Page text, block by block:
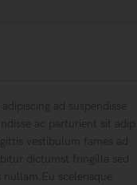
ad suspendisse
ac parturient sit adip
vestibulum fames ad
dictumst fringilla sed
scelerisque